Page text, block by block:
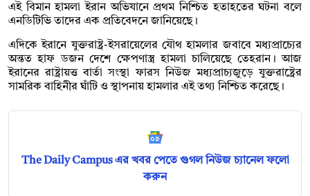
এই বিমান হামলা ইরান অভিযানে প্রথম নিশ্চিত হতাহতের ঘটনা বলে
এনডিটিভি তাদের এক প্রতিবেদনে জানিয়েছে।
এদিকে ইরানে যুক্তরাষ্ট্র-ইসরায়েলের যৌথ হামলার জবাবে মধ্যপ্রাচ্যের
অন্তত হাফ ডজন দেশে ক্ষেপণাস্ত্র হামলা চালিয়েছে তেহরান। আজ
ইরানের রাষ্ট্রায়ত্ত বার্তা সংস্থা ফারস নিউজ মধ্যপ্রাচ্যজুড়ে যুক্তরাষ্ট্রের
সামরিক বাহিনীর ঘাঁটি ও স্থাপনায় হামলার এই তথ্য নিশ্চিত করেছে।
The Daily Campus এর খবর পেতে গুগল নিউজ চ্যানেল ফলো
করুন